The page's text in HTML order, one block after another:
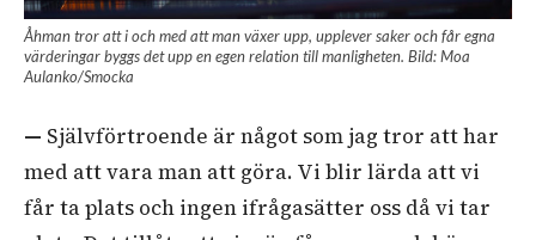
Åhman tror att i och med att man växer upp, upplever saker och får egna
värderingar byggs det upp en egen relation till manligheten. Bild: Moa
Aulanko/Smocka
— Självförtroende är något som jag tror att har
med att vara man att göra. Vi blir lärda att vi
får ta plats och ingen ifrågasätter oss då vi tar